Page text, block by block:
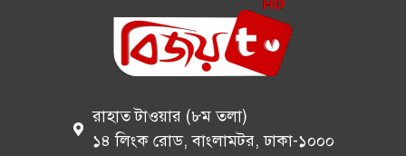
রাহাত টাওয়ার (৮ম তলা)
১৪ লিংক রোড, বাংলামটর, ঢাকা-১০০০